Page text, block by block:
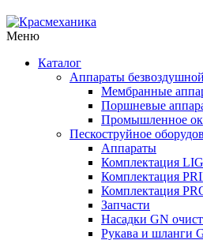
Меню
Каталог
Аппараты
Мембранные
Поршневые
Промышленное
Пескоструйное
Аппараты
Комплектация
Комплектация
Комплектация
Запчасти
Насадки GN
Рукава и шланги